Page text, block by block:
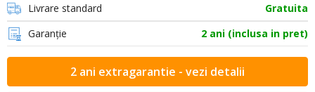
Livrare standard
Gratuita
Garanție
2 ani (inclusa in pret)
2 ani extragarantie - vezi detalii